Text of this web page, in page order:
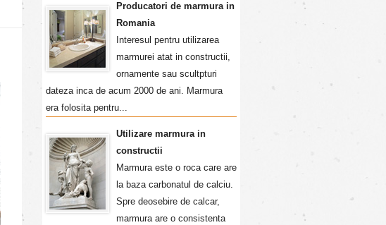
Producatori de marmura in
Romania
Interesul pentru utilizarea
marmurei atat in constructii,
ornamente sau scultpturi
dateza inca de acum 2000 de ani. Marmura
era folosita pentru...
Utilizare marmura in
constructii
Marmura este o roca care are
la baza carbonatul de calciu.
Spre deosebire de calcar,
marmura are o consistenta